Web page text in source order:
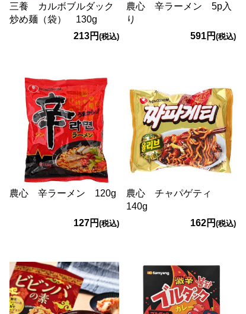
三養 カルボブルダック
炒め麺（袋） 130g
213円(税込)
農心 辛ラーメン 5p入
り
591円 (税込)
農心 辛ラーメン 120g
127円(税込)
農心 チャパゲティ
140g
162円 (税込)